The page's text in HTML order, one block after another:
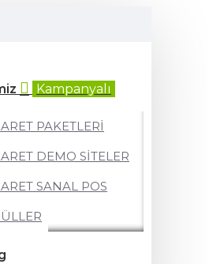
Kampanyalı
PAKETLERİ
DEMO SİTELER
SANAL POS